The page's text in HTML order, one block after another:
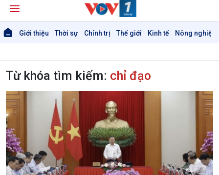
Giới thiệu Thời sự Chính trị Thế giới Kinh tế Nông nghiệp
Từ khóa tìm kiếm: chỉ đạo